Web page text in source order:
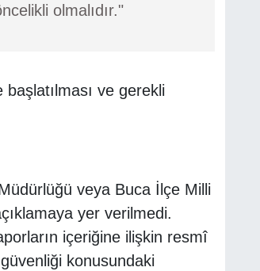
olmalıdır."
ve gerekli
veya Buca İlçe Milli
yer verilmedi.
içeriğine ilişkin resmî
konusundaki